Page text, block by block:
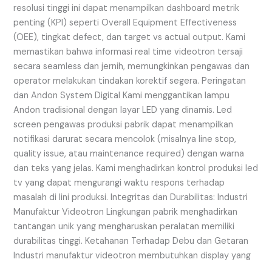
resolusi tinggi ini dapat menampilkan dashboard metrik
penting (KPI) seperti Overall Equipment Effectiveness
(OEE), tingkat defect, dan target vs actual output. Kami
memastikan bahwa informasi real time videotron tersaji
secara seamless dan jernih, memungkinkan pengawas dan
operator melakukan tindakan korektif segera. Peringatan
dan Andon System Digital Kami menggantikan lampu
Andon tradisional dengan layar LED yang dinamis. Led
screen pengawas produksi pabrik dapat menampilkan
notifikasi darurat secara mencolok (misalnya line stop,
quality issue, atau maintenance required) dengan warna
dan teks yang jelas. Kami menghadirkan kontrol produksi led
tv yang dapat mengurangi waktu respons terhadap
masalah di lini produksi. Integritas dan Durabilitas: Industri
Manufaktur Videotron Lingkungan pabrik menghadirkan
tantangan unik yang mengharuskan peralatan memiliki
durabilitas tinggi. Ketahanan Terhadap Debu dan Getaran
Industri manufaktur videotron membutuhkan display yang